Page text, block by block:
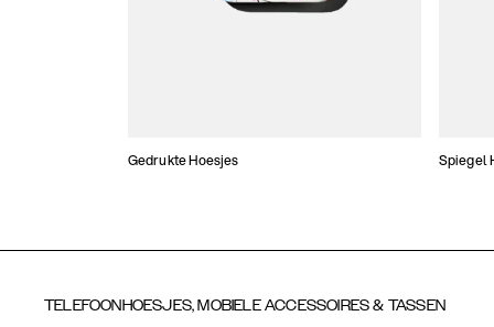
Gedrukte Hoesjes Spiegel
TELEFOONHOESJES, MOBIELE ACCESSOIRES & TASSEN